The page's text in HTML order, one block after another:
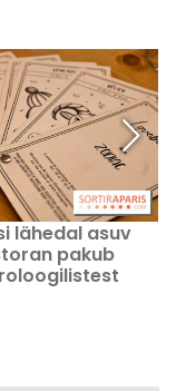
lähedal asuv
pakub